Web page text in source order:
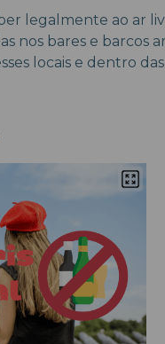
legalmente ao ar
nos bares e barcos
locais e dentro